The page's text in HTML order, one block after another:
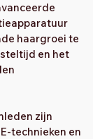
haargroei te
en het
zijn
technieken en